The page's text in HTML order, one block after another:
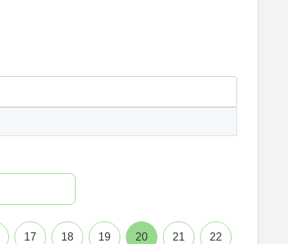
17 18 19 20 21 22